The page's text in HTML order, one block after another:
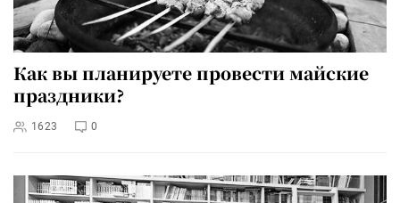
Как вы планируете провести майские
праздники?
1623 0